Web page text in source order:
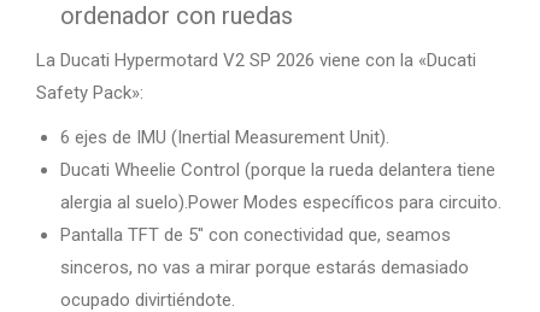
ordenador con ruedas
La Ducati Hypermotard V2 SP 2026 viene con la «Ducati
Safety Pack»:
6 ejes de IMU (Inertial Measurement Unit).
Ducati Wheelie Control (porque la rueda delantera tiene
alergia al suelo).Power Modes específicos para circuito.
Pantalla TFT de 5″ con conectividad que, seamos
sinceros, no vas a mirar porque estarás demasiado
ocupado divirtiéndote.